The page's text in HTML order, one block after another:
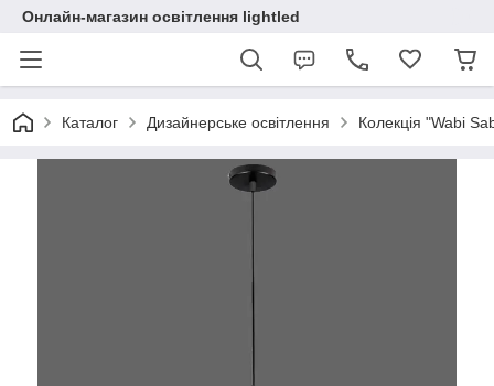
Онлайн-магазин освітлення lightled
Каталог Дизайнерське освітлення Колекція "Wabi